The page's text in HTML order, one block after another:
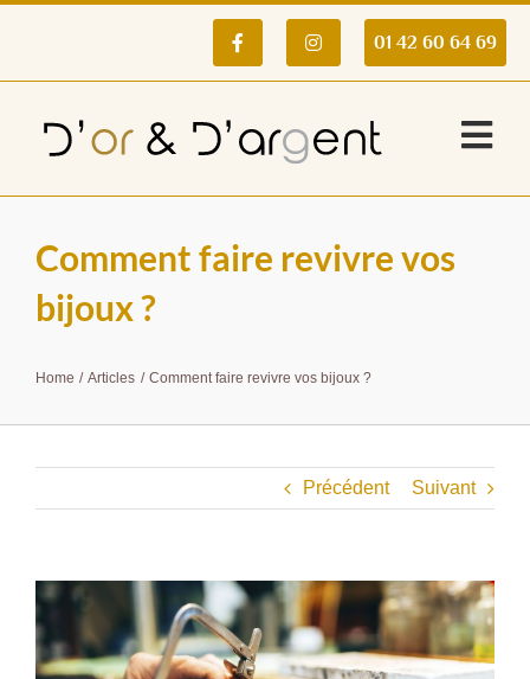
01 42 60 64 69
Accueil
Achat or
Achat Pierres
Blog’or
Comment faire revivre vos
bijoux ?
Home Articles Comment faire revivre vos bijoux ?
Précédent Suivant
Voir
l'image
agrandie